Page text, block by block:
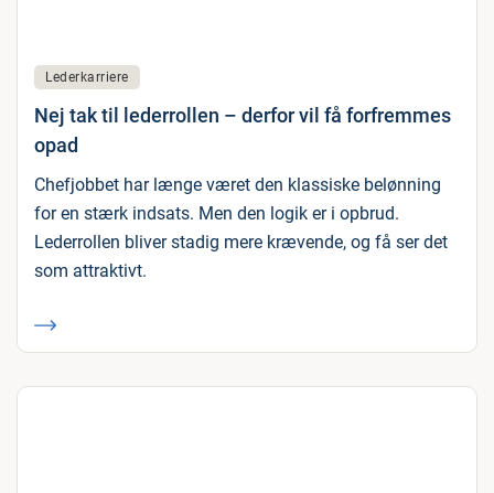
Lederkarriere
Nej tak til lederrollen – derfor vil få forfremmes
opad
Chefjobbet har længe været den klassiske belønning
for en stærk indsats. Men den logik er i opbrud.
Lederrollen bliver stadig mere krævende, og få ser det
som attraktivt.